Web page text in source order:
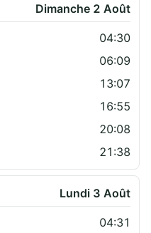
Dimanche 2 Août
04:30
06:09
13:07
16:55
20:08
21:38
Lundi 3 Août
04:31